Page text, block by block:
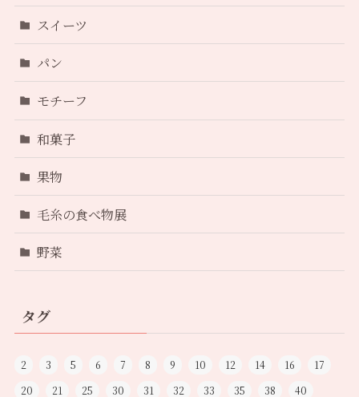
スイーツ
パン
モチーフ
和菓子
果物
毛糸の食べ物展
野菜
タグ
2 3 5 6 7 8 9 10 12 14 16
17
20
21 25 30 31 32 33 35 38 40